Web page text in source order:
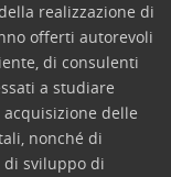
realizzazione di
offerti autorevoli
di consulenti
a studiare
delle
nonché di
di sviluppo di